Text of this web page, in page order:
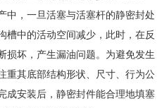
中，一旦活塞与活塞杆的静密封处
槽中的活动空间减少，此时，在反
损坏，产生漏油问题。为避免发生
重其底部结构形状、尺寸、行为公
成安装后，静密封件能合理地填塞